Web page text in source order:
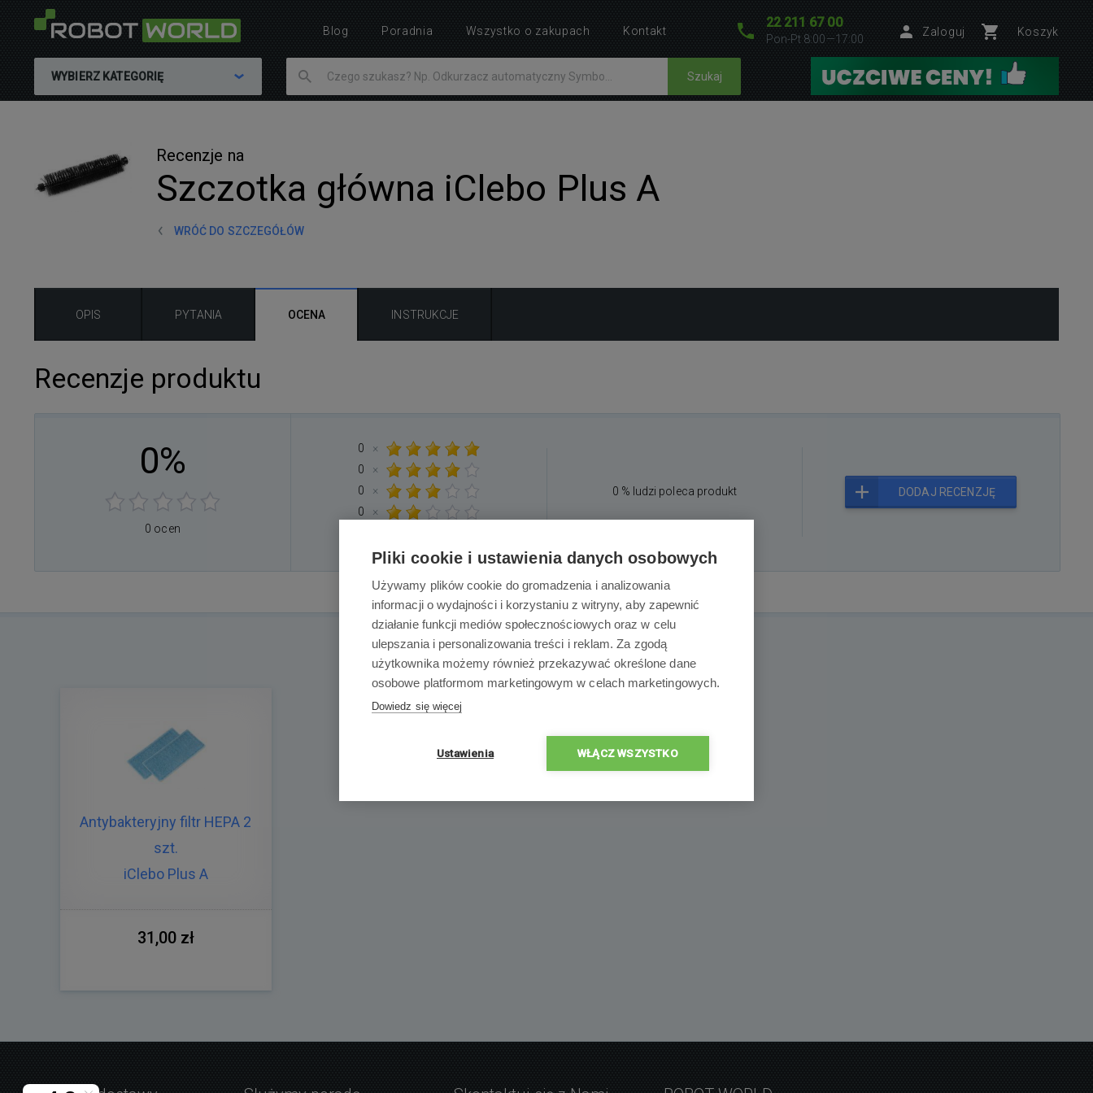
22 211 67 00
Pon-Pt 8:00—17:00
Zaloguj Koszyk
WYBIERZ KATEGORIĘ Szukaj
Recenzje na
Szczotka główna iClebo Plus A
WRÓĆ DO SZCZEGÓŁÓW
OPIS PYTANIA OCENA INSTRUKCJE
Recenzje produktu
0%
0 ocen
0
×
0
×
0
×
0
×
0 % ludzi poleca produkt DODAJ RECENZJĘ
Mogłoby Was również interesować
Antybakteryjny filtr HEPA 2
szt.
iClebo Plus A
31,00 zł
Blog Poradnia Wszystko o zakupach Kontakt
Pliki cookie i ustawienia danych osobowych
Używamy plików cookie do gromadzenia i analizowania
informacji o wydajności i korzystaniu z witryny, aby zapewnić
działanie funkcji mediów społecznościowych oraz w celu
ulepszania i personalizowania treści i reklam. Za zgodą
użytkownika możemy również przekazywać określone dane
osobowe platformom marketingowym w celach marketingowych.
Dowiedz się więcej
Ustawienia WŁĄCZ WSZYSTKO